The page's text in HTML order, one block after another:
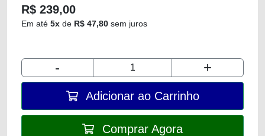
R$ 239,00
Em até 5x de R$ 47,80 sem juros
- +
Adicionar ao Carrinho
Comprar Agora